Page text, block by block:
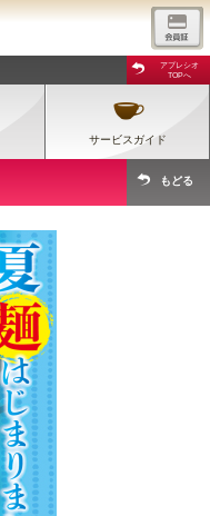
アプレシオ
TOPへ
サービスガイド
もどる